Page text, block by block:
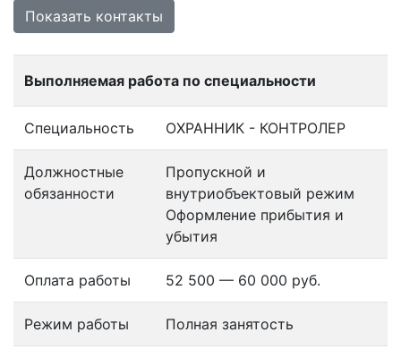
Показать контакты
Выполняемая работа по специальности
Специальность ОХРАННИК - КОНТРОЛЕР
Должностные
обязанности
Пропускной и
внутриобъектовый режим
Оформление прибытия и
убытия
Оплата работы 52 500 — 60 000 руб.
Режим работы Полная занятость